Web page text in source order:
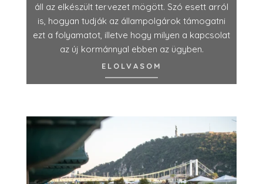
áll az elkészült tervezet mögött. Szó esett arról
is, hogyan tudják az állampolgárok támogatni
ezt a folyamatot, illetve hogy milyen a kapcsolat
az új kormánnyal ebben az ügyben.
ELOLVASOM